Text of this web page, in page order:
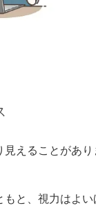
見えることがあ
もと、視力はよ